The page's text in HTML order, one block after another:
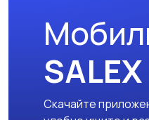
SALEX
Скачайте